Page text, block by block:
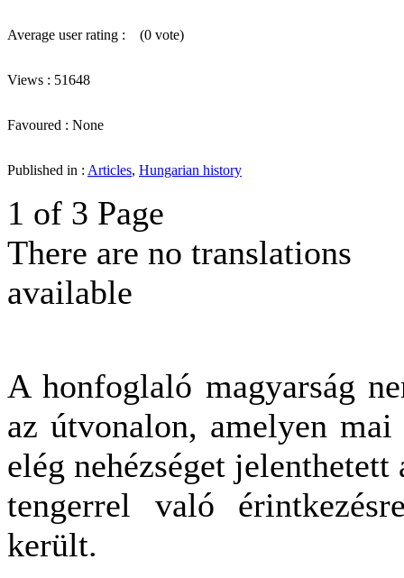
Average user rating : (0 vote)
Views : 51648
Favoured : None
Published in : Articles, Hungarian history
1 of 3 Page
There are no translations
available
A honfoglaló magyarság
az útvonalon, amelyen mai
elég nehézséget
tengerrel való
került.